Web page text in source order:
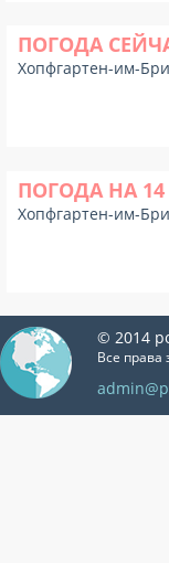
ПОГОДА
Хопфгартен-им-
ПОГОДА НА
Хопфгартен-им-
© 2014
Все